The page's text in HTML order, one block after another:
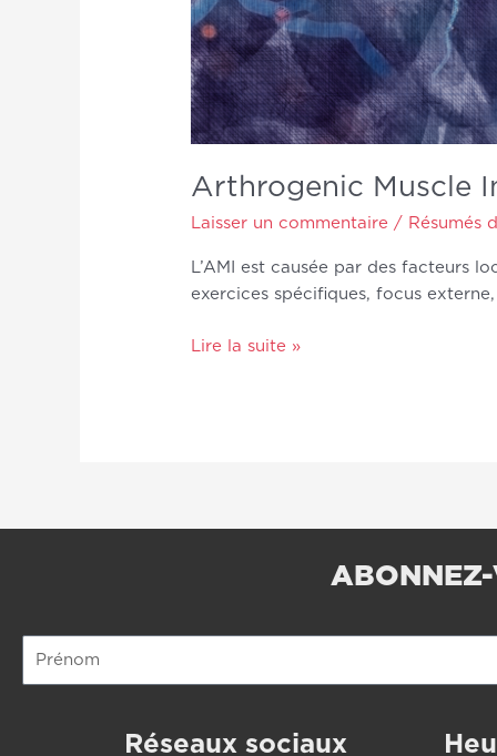
Arthrogenic Muscle
Laisser un commentaire / Résumés
L’AMI est causée par des facteurs
exercices spécifiques, focus
Lire la suite »
ABONNEZ-
Réseaux sociaux